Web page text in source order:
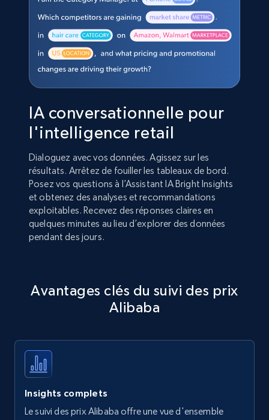
IA conversationnelle pour
l'intelligence retail
Dialoguez avec vos données. Agissez sur les
résultats. Arrêtez de fouiller les tableaux de bord.
Posez vos questions à l’Assistant IA Bright Insights
et obtenez des analyses et recommandations
exploitables. Recevez des réponses claires en
quelques minutes au lieu d’explorer des données
pendant des jours.
Avantages clés du suivi des prix
Alibaba
Insights complets
Le suivi des prix Alibaba offre une vue d'ensemble